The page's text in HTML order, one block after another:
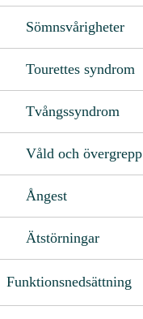
Sömnsvårigheter
Tourettes syndrom
Tvångssyndrom
Våld och övergrepp
Ångest
Ätstörningar
Funktionsnedsättning